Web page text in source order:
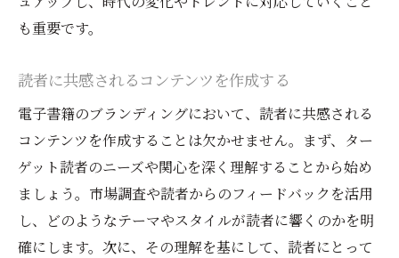
効果的な電子書籍ブランディングで他の作品と
独自のコンテンツアプローチを取る
専門性を強調する
クロスプロモーションを活用する
シリーズ化して読者を惹きつける
ユニークな視点やスタイルを追求する
ブランドエコシステムを構築する
も重要です。
読者に共感されるコンテンツを作成する
電子書籍のブランディングにおいて、読者に共感される
コンテンツを作成することは欠かせません。まず、ター
ゲット読者のニーズや関心を深く理解することから始め
ましょう。市場調査や読者からのフィードバックを活用
し、どのようなテーマやスタイルが読者に響くのかを明
確にします。次に、その理解を基にして、読者にとって